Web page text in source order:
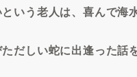
いう老人は、喜んで海
だしい蛇に出逢った話